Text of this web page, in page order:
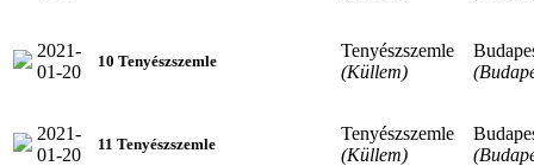
2021-
01-20
10 Tenyészszemle
Tenyészszemle
(Küllem)
2021-
01-20
11 Tenyészszemle
Tenyészszemle
(Küllem)